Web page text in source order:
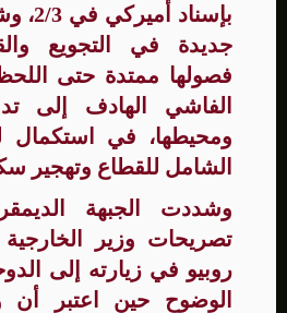
جديدة في التجويع
فصولها ممتدة حتى
الفاشي الهادف إلى
ومحيطها، في استكمال
الشامل للقطاع وتهجير
وشددت الجبهة
تصريحات وزير الخارجية
روبيو في زيارته إلى
الوضوح حين اعتبر أن